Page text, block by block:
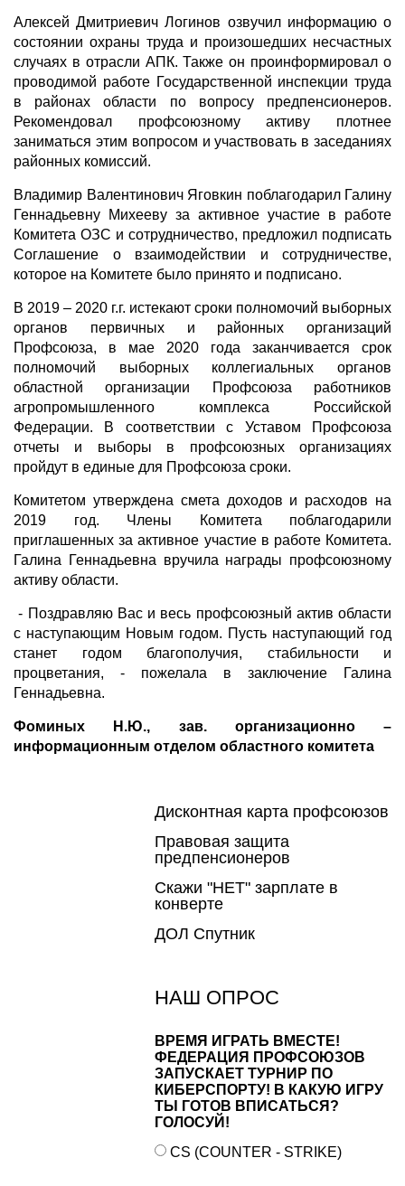
Алексей Дмитриевич Логинов озвучил информацию о
состоянии охраны труда и произошедших несчастных
случаях в отрасли АПК. Также он проинформировал о
проводимой работе Государственной инспекции труда
в районах области по вопросу предпенсионеров.
Рекомендовал профсоюзному активу плотнее
заниматься этим вопросом и участвовать в заседаниях
районных комиссий.
Владимир Валентинович Яговкин поблагодарил Галину
Геннадьевну Михееву за активное участие в работе
Комитета ОЗС и сотрудничество, предложил подписать
Соглашение о взаимодействии и сотрудничестве,
которое на Комитете было принято и подписано.
В 2019 – 2020 г.г. истекают сроки полномочий выборных
органов первичных и районных организаций
Профсоюза, в мае 2020 года заканчивается срок
полномочий выборных коллегиальных органов
областной организации Профсоюза работников
агропромышленного комплекса Российской
Федерации. В соответствии с Уставом Профсоюза
отчеты и выборы в профсоюзных организациях
пройдут в единые для Профсоюза сроки.
Комитетом утверждена смета доходов и расходов на
2019 год. Члены Комитета поблагодарили
приглашенных за активное участие в работе Комитета.
Галина Геннадьевна вручила награды профсоюзному
активу области.
- Поздравляю Вас и весь профсоюзный актив области
с наступающим Новым годом. Пусть наступающий год
станет годом благополучия, стабильности и
процветания, - пожелала в заключение Галина
Геннадьевна.
Фоминых Н.Ю., зав. организационно –
информационным отделом областного комитета
Дисконтная карта профсоюзов
Правовая защита
предпенсионеров
Скажи "НЕТ" зарплате в
конверте
ДОЛ Спутник
НАШ ОПРОС
ВРЕМЯ ИГРАТЬ ВМЕСТЕ!
ФЕДЕРАЦИЯ ПРОФСОЮЗОВ
ЗАПУСКАЕТ ТУРНИР ПО
КИБЕРСПОРТУ! В КАКУЮ ИГРУ
ТЫ ГОТОВ ВПИСАТЬСЯ?
ГОЛОСУЙ!
CS (COUNTER - STRIKE)